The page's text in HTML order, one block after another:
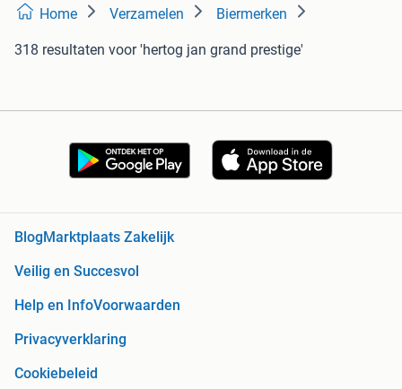
Home Verzamelen Biermerken
318 resultaten voor 'hertog jan grand prestige'
BlogMarktplaats Zakelijk
Veilig en Succesvol
Help en InfoVoorwaarden
Privacyverklaring
Cookiebeleid